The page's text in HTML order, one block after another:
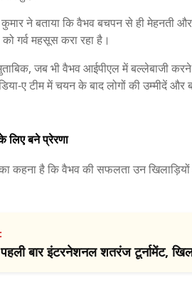
ने बताया कि वैभव बचपन से ही मेहनती
गर्व महसूस करा रहा है।
जब भी वैभव आईपीएल में बल्लेबाजी
ए टीम में चयन के बाद लोगों की उम्मीदें और
लिए बने प्रेरणा
कहना है कि वैभव की सफलता उन
बार इंटरनेशनल शतरंज टूर्नामेंट,